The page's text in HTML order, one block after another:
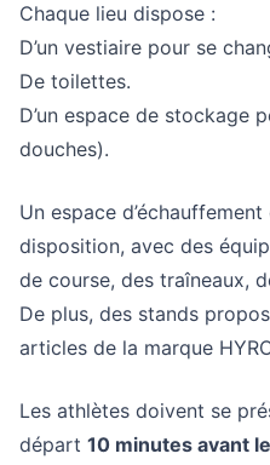
Chaque lieu dispose :
D’un vestiaire pour se
De toilettes.
D’un espace de stockage
douches).
Un espace
disposition, avec des
de course, des traîneaux,
De plus, des stands
articles de la marque
Les athlètes doivent se
départ 10 minutes avant